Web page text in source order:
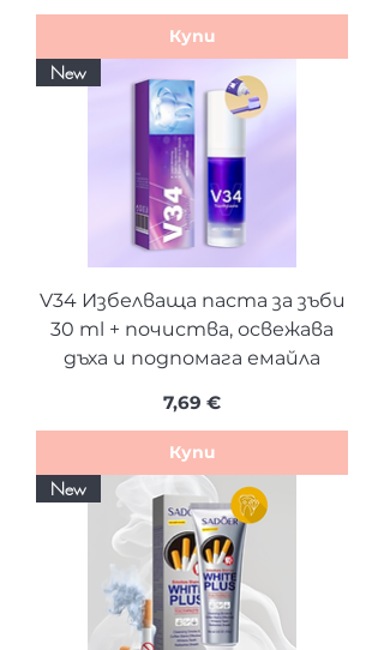
Купи
New
V34 Избелваща паста за зъби
30 ml + почиства, освежава
дъха и подпомага емайла
Цена
7,69 €
Купи
New